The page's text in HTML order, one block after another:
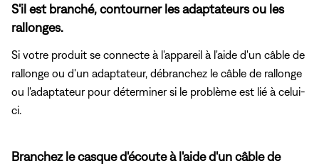
S'il est branché, contourner les adaptateurs ou les
rallonges.
Si votre produit se connecte à l'appareil à l'aide d'un câble de
rallonge ou d'un adaptateur, débranchez le câble de rallonge
ou l'adaptateur pour déterminer si le problème est lié à celui-
ci.
Branchez le casque d'écoute à l'aide d'un câble de